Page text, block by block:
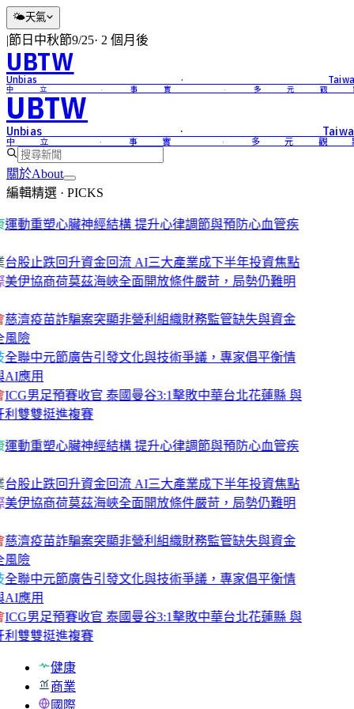
🌤天氣
|節日 中秋節9/25· 2 個月後
UBTW
Unbias ·
中立 · 事實 · 多元觀
UBTW
Unbias ·
中立 · 事實 · 多元觀
關於About
編輯精選 · PICKS
運動重塑心臟神經結構 提升心律調節與預防心血管疾
台股止跌回升資金回流 AI三大產業成下半年投資焦點
美伊協商荷莫茲海峽全面開放條件嚴苛，局勢仍難明
慈濟疫苗詐騙案突顯非營利組織財務監管缺失與資金
風險
全聯中元節廣告引發文化與技術爭議，專家倡平衡情
AI應用
ICG男足預賽收官 泰國曼谷3:1擊敗中華台北花蓮縣 與
利雙雙挺進複賽
運動重塑心臟神經結構 提升心律調節與預防心血管疾
台股止跌回升資金回流 AI三大產業成下半年投資焦點
美伊協商荷莫茲海峽全面開放條件嚴苛，局勢仍難明
慈濟疫苗詐騙案突顯非營利組織財務監管缺失與資金
風險
全聯中元節廣告引發文化與技術爭議，專家倡平衡情
AI應用
ICG男足預賽收官 泰國曼谷3:1擊敗中華台北花蓮縣 與
利雙雙挺進複賽
健康
商業
國際